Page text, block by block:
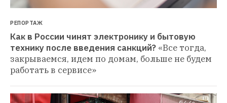
РЕПОРТАЖ
Как в России чинят электронику и бытовую
технику после введения санкций? «Все тогда,
закрываемся, идем по домам, больше не будем
работать в сервисе»